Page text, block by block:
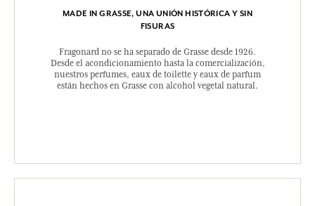
MADE IN GRASSE, UNA UNIÓN HISTÓRICA Y SIN
FISURAS
Fragonard no se ha separado de Grasse desde 1926.
Desde el acondicionamiento hasta la comercialización,
nuestros perfumes, eaux de toilette y eaux de parfum
están hechos en Grasse con alcohol vegetal natural.